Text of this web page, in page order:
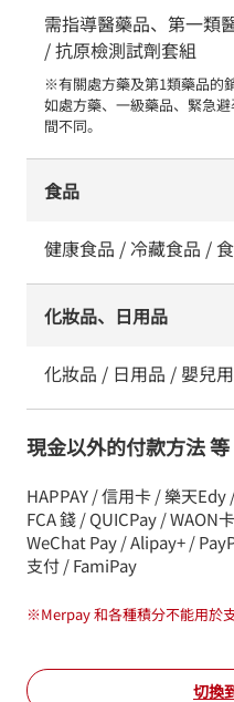
需指導醫藥品、第一類
/ 抗原檢測試劑套組
※有關處方藥及第1類藥品的
如處方藥、一級藥品、緊急
間不同。
食品
健康食品 / 冷藏食品 /
化妝品、日用品
化妝品 / 日用品 / 嬰兒
現金以外的付款方法 等
HAPPAY / 信用卡 / 樂天
FCA 錢 / QUICPay /
WeChat Pay / Alipay+ /
支付 / FamiPay
※Merpay 和各種積分不能用於
切換